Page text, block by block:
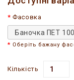
Фасовка
Баночка ПЕТ
Оберіть бажану
Кількість